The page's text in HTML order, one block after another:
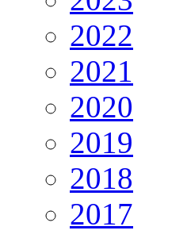
2022
2021
2020
2019
2018
2017